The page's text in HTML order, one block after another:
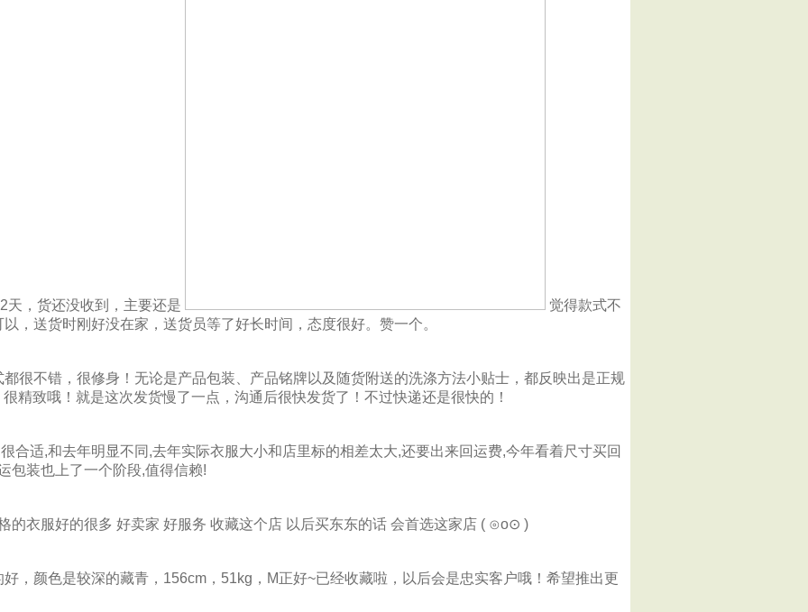
天，货还没收到，主要还是
觉得款式不
，送货时刚好没在家，送货员等了好长时间，态度很好。赞一个。
很不错，很修身！无论是产品包装、产品铭牌以及随货附送的洗涤方法小贴士，都反映出是正规
精致哦！就是这次发货慢了一点，沟通后很快发货了！不过快递还是很快的！
合适,和去年明显不同,去年实际衣服大小和店里标的相差太大,还要出来回运费,今年看着尺寸买回
包装也上了一个阶段,值得信赖!
的衣服好的很多 好卖家 好服务 收藏这个店 以后买东东的话 会首选这家店 ( ⊙o⊙ )
，颜色是较深的藏青，156cm，51kg，M正好~已经收藏啦，以后会是忠实客户哦！希望推出更